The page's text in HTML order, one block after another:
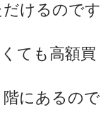
けるのです
ても高額買
にあるので